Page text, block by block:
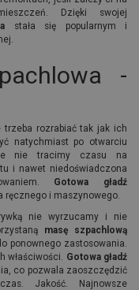
Dzięki swojej
stała się popularnym i
-
trzeba rozrabiać tak jak ich
natychmiast po otwarciu
nie tracimy czasu na
i nawet niedoświadczona
Gotowa gładź
ręcznego i maszynowego.
nie wyrzucamy i nie
masę szpachlową
ponownego zastosowania.
właściwości. Gotowa gładź
co pozwala zaoszczędzić
Jakość. Najnowsze